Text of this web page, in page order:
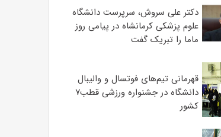
دکتر علی سروش، سرپرست دانشگاه
علوم پزشکی کرمانشاه در پیامی روز
ماما را تبریک گفت
قهرمانی تیم‌های فوتسال و والیبال
دانشگاه در جشنواره ورزشی قطب۷
کشور